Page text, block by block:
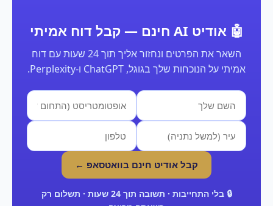
🤖 אודיט AI חינם — קבל דוח אמיתי
השאר את הפרטים ונחזור אליך תוך 24 שעות עם דוח
אמיתי על הנוכחות שלך בגוגל, ChatGPT ו-Perplexity.
קבל אודיט חינם בוואטסאפ ←
🔒 בלי התחייבות · תשובה תוך 24 שעות · תשלום רק